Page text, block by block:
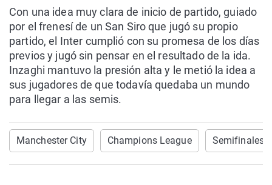
Con una idea muy clara de inicio de partido, guiado
por el frenesí de un San Siro que jugó su propio
partido, el Inter cumplió con su promesa de los días
previos y jugó sin pensar en el resultado de la ida.
Inzaghi mantuvo la presión alta y le metió la idea a
sus jugadores de que todavía quedaba un mundo
para llegar a las semis.
Manchester City Champions League Semifinales